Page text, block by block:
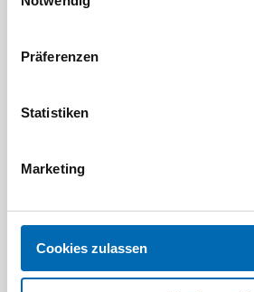
Präferenzen
Statistiken
Marketing
Cookies zulassen